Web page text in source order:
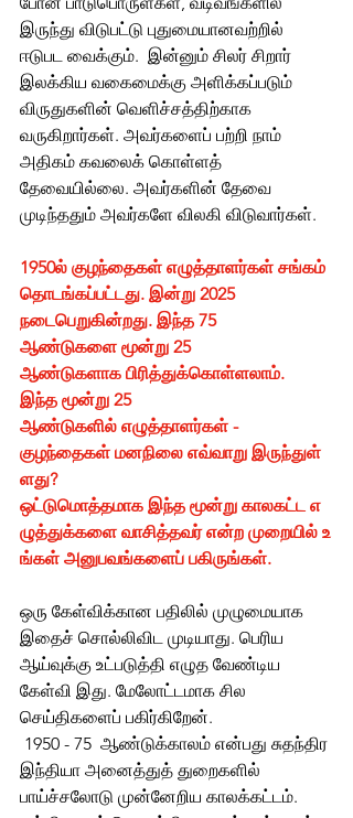
இருந்து விடுபட்டு புதுமையானவற்றில்
ஈடுபட வைக்கும்.  இன்னும் சிலர் சிறார்
இலக்கிய வகைமைக்கு அளிக்கப்படும்
விருதுகளின் வெளிச்சத்திற்காக
வருகிறார்கள். அவர்களைப் பற்றி நாம்
அதிகம் கவலைக் கொள்ளத்
தேவையில்லை. அவர்களின் தேவை
முடிந்ததும் அவர்களே விலகி விடுவார்கள்.
1950ல் குழந்தைகள் எழுத்தாளர்கள் சங்கம்
தொடங்கப்பட்டது. இன்று 2025
நடைபெறுகின்றது. இந்த 75
ஆண்டுகளை மூன்று 25
ஆண்டுகளாக பிரித்துக்கொள்ளலாம்.
இந்த மூன்று 25
ஆண்டுகளில் எழுத்தாளர்கள் -
குழந்தைகள் மனநிலை எவ்வாறு இருந்துள்
ளது?
ஒட்டுமொத்தமாக இந்த மூன்று காலகட்ட எ
ழுத்துக்களை வாசித்தவர் என்ற முறையில் உ
ங்கள் அனுபவங்களைப் பகிருங்கள்.
ஒரு கேள்விக்கான பதிலில் முழுமையாக
இதைச் சொல்லிவிட முடியாது. பெரிய
ஆய்வுக்கு உட்படுத்தி எழுத வேண்டிய
கேள்வி இது. மேலோட்டமாக சில
செய்திகளைப் பகிர்கிறேன்.
1950 - 75  ஆண்டுக்காலம் என்பது சுதந்திர
இந்தியா அனைத்துத் துறைகளில்
பாய்ச்சலோடு முன்னேறிய காலக்கட்டம்.